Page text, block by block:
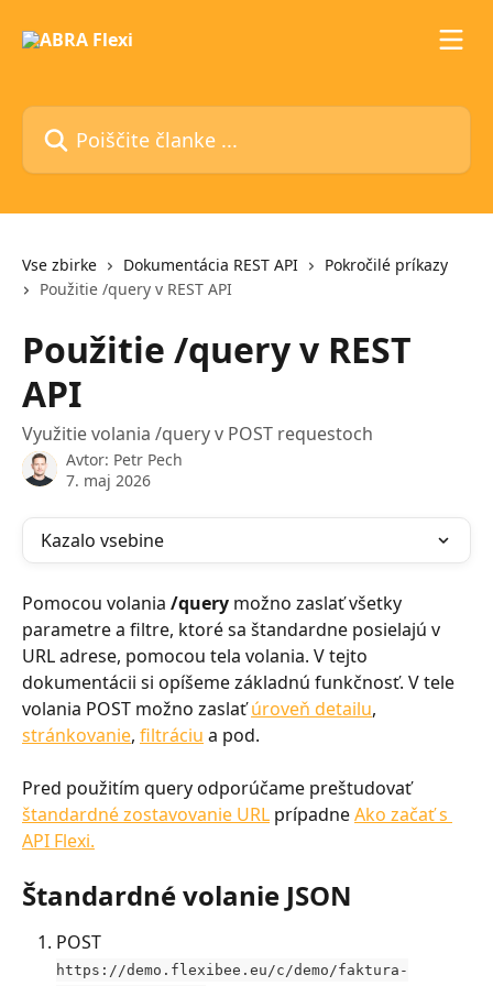
Poiščite članke ...
Vse zbirke Dokumentácia REST API
Pokročilé príkazy
Použitie /query v REST API
Použitie /query v REST
API
Využitie volania /query v POST requestoch
Avtor: Petr Pech
7. maj 2026
Kazalo vsebine
Pomocou volania /query možno zaslať všetky
parametre a filtre, ktoré sa štandardne posielajú v
URL adrese, pomocou tela volania. V tejto
dokumentácii si opíšeme základnú funkčnosť. V tele
volania POST možno zaslať úroveň detailu,
stránkovanie, filtráciu a pod.
Pred použitím query odporúčame preštudovať
štandardné zostavovanie URL prípadne Ako začať s
API Flexi.
Štandardné volanie JSON
POST
https://demo.flexibee.eu/c/demo/faktura-